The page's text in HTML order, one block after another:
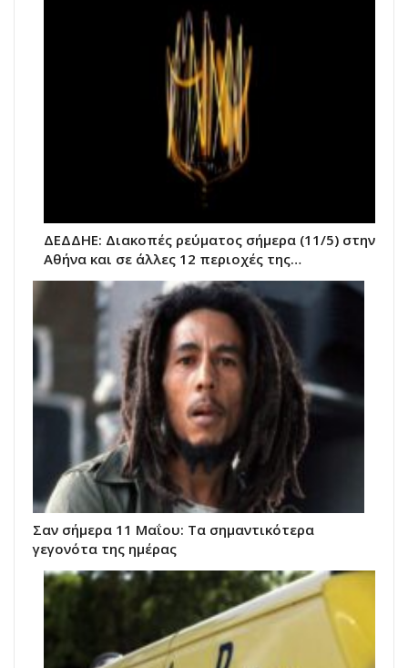
ΔΕΔΔΗΕ: Διακοπές ρεύματος σήμερα (11/5) στην
Αθήνα και σε άλλες 12 περιοχές της…
Σαν σήμερα 11 Μαΐου: Τα σημαντικότερα
γεγονότα της ημέρας